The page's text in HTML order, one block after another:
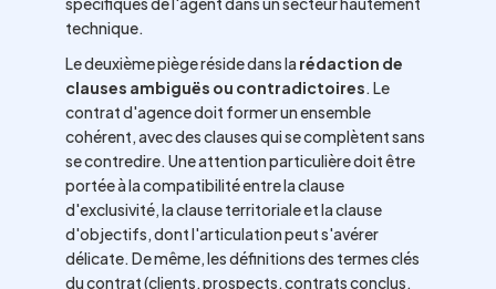
technique.
Le deuxième piège réside dans la rédaction de
clauses ambiguës ou contradictoires. Le
contrat d'agence doit former un ensemble
cohérent, avec des clauses qui se complètent sans
se contredire. Une attention particulière doit être
portée à la compatibilité entre la clause
d'exclusivité, la clause territoriale et la clause
d'objectifs, dont l'articulation peut s'avérer
délicate. De même, les définitions des termes clés
du contrat (clients, prospects, contrats conclus,